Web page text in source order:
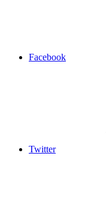
Facebook
Twitter